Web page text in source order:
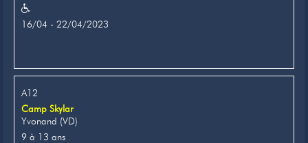
16/04 - 22/04/2023
A12
Camp Skylar
Yvonand (VD)
9 à 13 ans